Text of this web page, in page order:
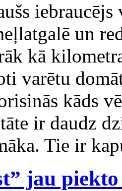
un
kā
varētu
kāds
ir daudz
Tie ir
jau